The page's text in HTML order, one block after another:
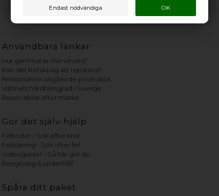
Användbara länkar
Hur gammal är min vitvara?
Kan det betala sig att reparera?
Reklamation angående poolrobot
Vattnets hårdhetsgrad i Sverige
Reservdelar efter märke
Gör det själv-hjälp
Felkoder - Sök efter kod
Felsökning - Sök efter fel
Videoguider - Så här gör du
Rengöring & underhåll
Spåra ditt paket